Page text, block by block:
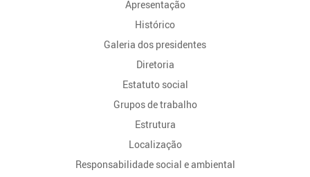
Apresentação
Histórico
Galeria dos presidentes
Diretoria
Estatuto social
Grupos de trabalho
Estrutura
Localização
Responsabilidade social e ambiental